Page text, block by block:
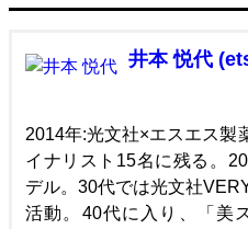
井本 悦代
2014年:光文社×エスエス製
イナリスト15名に残る。
デル。30代では光文社
活動。40代に入り、「美